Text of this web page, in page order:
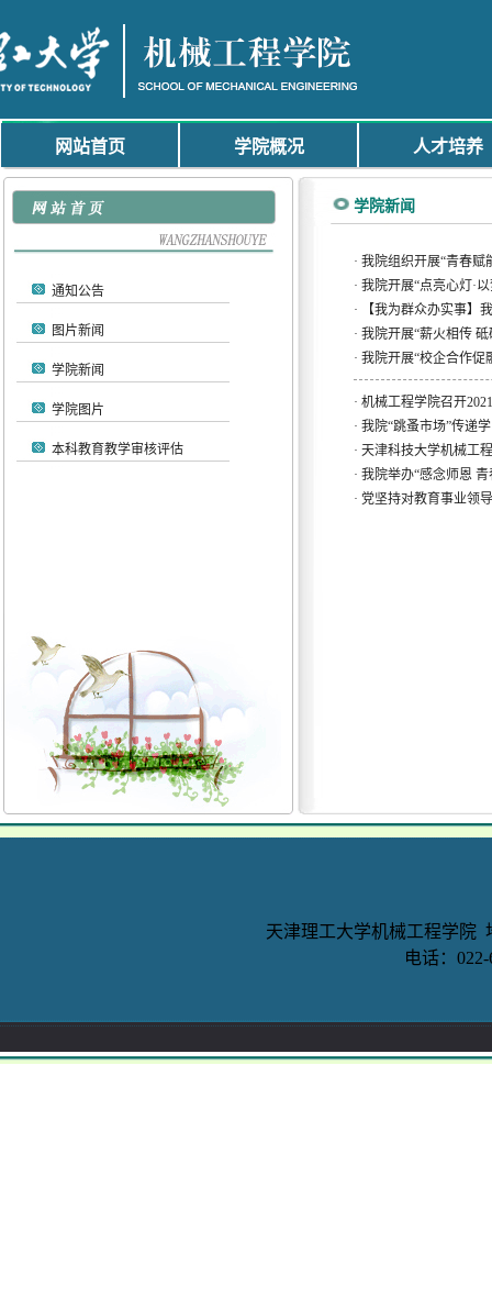
网站首页 学院概况 人才培养
通知公告
图片新闻
学院新闻
学院图片
本科教育教学审核评估
学院新闻
· 我院组织开展“青春赋
· 我院开展“点亮心灯·
·
【我为群众办实事】
· 我院开展“薪火相传
· 我院开展“校企合作促
· 机械工程学院召开
· 我院“跳蚤市场”传递
· 天津科技大学机械工
· 我院举办“感念师恩
· 党坚持对教育事业领
天津理工大学机械工程学院
电话：